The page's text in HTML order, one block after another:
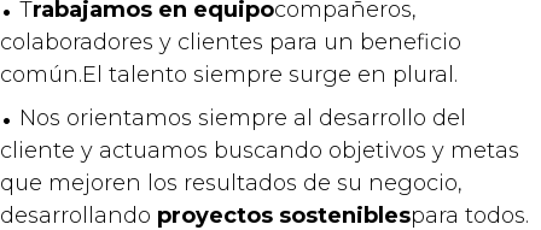
Trabajamos en equipocompañeros,
colaboradores y clientes para un beneficio
común.El talento siempre surge en plural.
Nos orientamos siempre al desarrollo del
cliente y actuamos buscando objetivos y metas
que mejoren los resultados de su negocio,
desarrollando proyectos sosteniblespara todos.